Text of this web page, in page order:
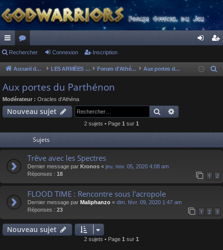
ac
co
ur
ci
or
u
s
ne cri
Rechercher Connexion Inscription
Accueil du forum LES ARMÉES DIVINES - FORUMS DE CLAN Forum d'Athéna Aux portes du Parthénon
c
Aux portes du Parthénon
Modérateur : Oracles d'Athéna
Nouveau sujet Rechercher
2 sujets • Page 1 sur 1
Sujets
Trêve avec les Spectres
Dernier message par Kronos « jeu. nov. 05, 2020 4:08 am
Réponses : 18 1 2
FLOOD TIME : Rencontre sous l'acropole
Dernier message par Maliphanzo « dim. févr. 09, 2020 1:47 am
Réponses : 23 1 2 3
Nouveau sujet
2 sujets • Page 1 sur 1